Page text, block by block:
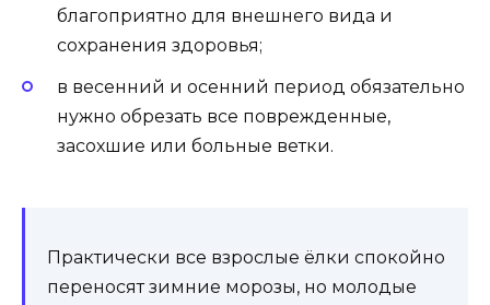
благоприятно для внешнего вида и
сохранения здоровья;
в весенний и осенний период обязательно
нужно обрезать все поврежденные,
засохшие или больные ветки.
Практически все взрослые ёлки спокойно
переносят зимние морозы, но молодые